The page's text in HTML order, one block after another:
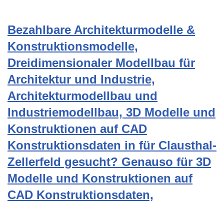
Bezahlbare Architekturmodelle &
Konstruktionsmodelle,
Dreidimensionaler Modellbau für
Architektur und Industrie,
Architekturmodellbau und
Industriemodellbau, 3D Modelle und
Konstruktionen auf CAD
Konstruktionsdaten in für Clausthal-
Zellerfeld gesucht? Genauso für 3D
Modelle und Konstruktionen auf
CAD Konstruktionsdaten,